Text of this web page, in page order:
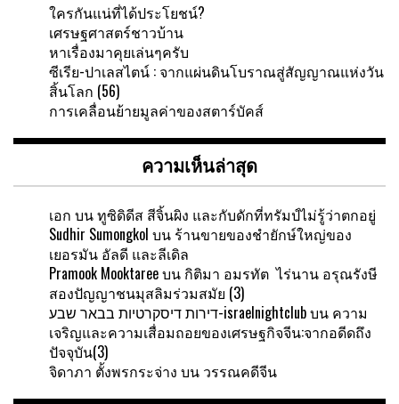
ใครกันแน่ที่ได้ประโยชน์?
เศรษฐศาสตร์ชาวบ้าน
หาเรื่องมาคุยเล่นๆครับ
ซีเรีย-ปาเลสไตน์ : จากแผ่นดินโบราณสู่สัญญาณแห่งวัน
สิ้นโลก (56)
การเคลื่อนย้ายมูลค่าของสตาร์บัคส์
ความเห็นล่าสุด
เอก บนทูซิดิดีส สีจิ้นผิง และกับดักที่ทรัมป์ไม่รู้ว่าตกอยู่
Sudhir Sumongkol บน ร้านขายของชำยักษ์ใหญ่ของ
เยอรมัน อัลดี และลีเดิล
Pramook Mooktareeบน กิติมา อมรทัต ไร่นาน อรุณรังษี
สองปัญญาชนมุสลิมร่วมสมัย (3)
דירות דיסקרטיות בבאר שבע-israelnightclubบน ความ
เจริญและความเสื่อมถอยของเศรษฐกิจจีน:จากอดีดถึง
ปัจจุบัน(3)
จิดาภา ตั้งพรกระจ่าง บน วรรณคดีจีน